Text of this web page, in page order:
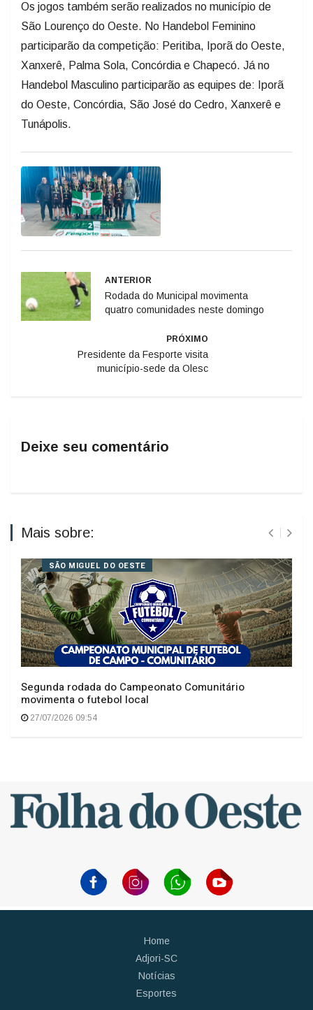
Os jogos também serão realizados no município de
São Lourenço do Oeste. No Handebol Feminino
participarão da competição: Peritiba, Iporã do Oeste,
Xanxerê, Palma Sola, Concórdia e Chapecó. Já no
Handebol Masculino participarão as equipes de: Iporã
do Oeste, Concórdia, São José do Cedro, Xanxerê e
Tunápolis.
ANTERIOR
Rodada do Municipal movimenta
quatro comunidades neste domingo
PRÓXIMO
Presidente da Fesporte visita
município-sede da Olesc
Deixe seu comentário
Mais sobre:
SÃO MIGUEL DO OESTE
Segunda rodada do Campeonato Comunitário
movimenta o futebol local
27/07/2026 09:54
Home
Adjori-SC
Notícias
Esportes